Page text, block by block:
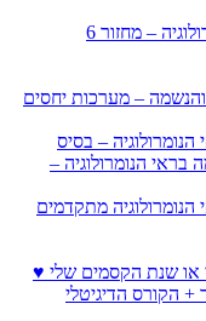
– מחזור 6
והנשמה – מערכות יחסים
– בסיס
בראי הנומרולוגיה –
מתקדמים
או שנת הקסמים שלי ♥
+ הקורס הדיגיטלי